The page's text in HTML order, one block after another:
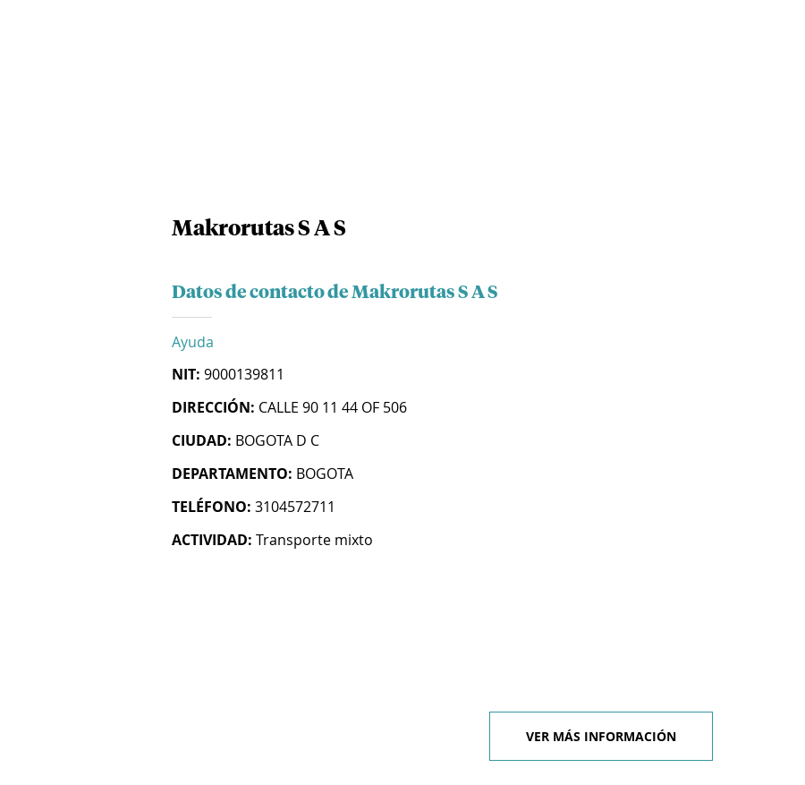
Makrorutas S A S
Datos de contacto de Makrorutas S A S
Ayuda
NIT: 9000139811
DIRECCIÓN: CALLE 90 11 44 OF 506
CIUDAD: BOGOTA D C
DEPARTAMENTO: BOGOTA
TELÉFONO: 3104572711
ACTIVIDAD: Transporte mixto
VER MÁS INFORMACIÓN